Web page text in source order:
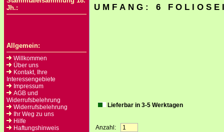
Jh.:
Allgemein:
Willkommen
Über uns
Kontakt, Ihre
Interessengebiete
Impressum
AGB und
Widerrufsbelehrung
Widerrufsbelehrung
Ihr Weg zu uns
Hilfe
Haftungshinweis
U M F A N G : 6 F O L I O S E
Lieferbar in 3-5 Werktagen
Anzahl: